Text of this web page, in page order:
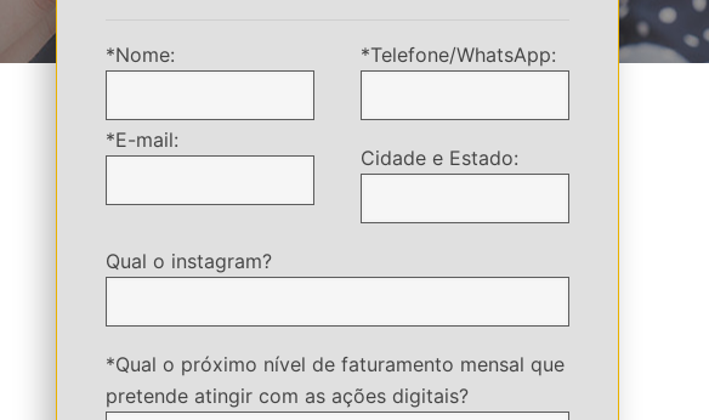
*Nome:
*E-mail:
*Telefone/WhatsApp:
Cidade e Estado:
Qual o instagram?
*Qual o próximo nível de faturamento mensal que
pretende atingir com as ações digitais?